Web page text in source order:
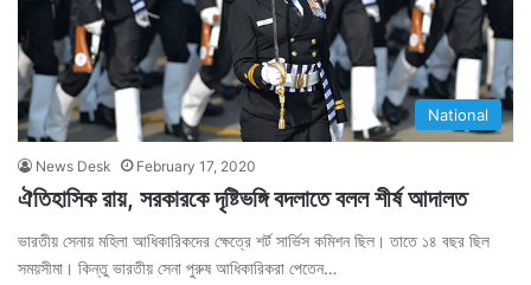
National
News Desk February 17, 2020
ঐতিহাসিক রায়, সরকারকে দৃষ্টিভঙ্গি বদলাতে বলল শীর্ষ আদালত
ভারতীয় সেনায় মহিলা আধিকারিকদের ক্ষেত্রে শর্ট সার্ভিস কমিশন ছিল। তাতে ১৪ বছর ছিল
সময়সীমা। কিন্তু ভারতীয় সেনা পুরুষ আধিকারিকরা পেতেন…